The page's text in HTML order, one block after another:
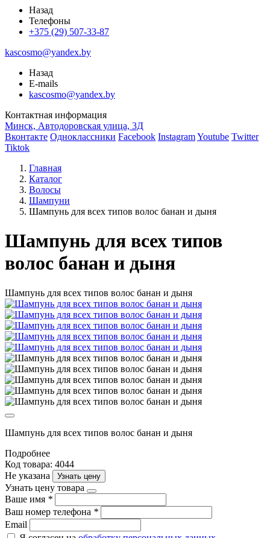
Назад
Телефоны
+375 (29) 507-33-87
kascosmo@yandex.by
Назад
E-mails
kascosmo@yandex.by
Контактная информация
Минск, Автодоровская улица, 3Д
Вконтакте Одноклассники Facebook InstagramYoutube Twitter
Tiktok
Главная
Каталог
Волосы
Шампуни
Шампунь для всех типов волос банан и дыня
Шампунь для всех типов
волос банан и дыня
Шампунь для всех типов волос банан и дыня
Шампунь для всех типов волос банан и дыня
Подробнее
Код товара: 4044
Не указана
Узнать цену
Узнать цену товара
Ваше имя *
Ваш номер телефона *
Email